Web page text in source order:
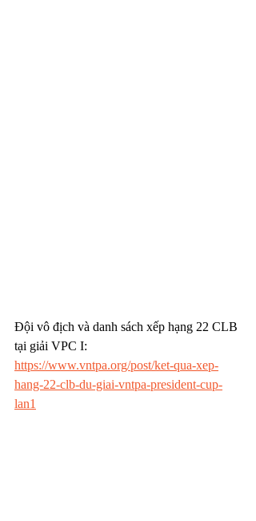
Đội vô địch và danh sách xếp hạng 22 CLB
tại giải VPC I:
https://www.vntpa.org/post/ket-qua-xep-
hang-22-clb-du-giai-vntpa-president-cup-
lan1